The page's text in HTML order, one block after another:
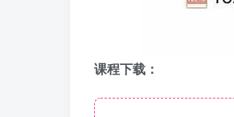
课程下载：